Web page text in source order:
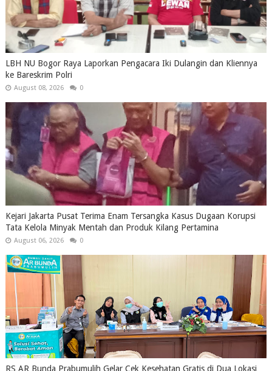
LBH NU Bogor Raya Laporkan Pengacara Iki Dulangin dan Kliennya
ke Bareskrim Polri
August 08, 2026 0
Kejari Jakarta Pusat Terima Enam Tersangka Kasus Dugaan Korupsi
Tata Kelola Minyak Mentah dan Produk Kilang Pertamina
August 06, 2026 0
RS AR Bunda Prabumulih Gelar Cek Kesehatan Gratis di Dua Lokasi